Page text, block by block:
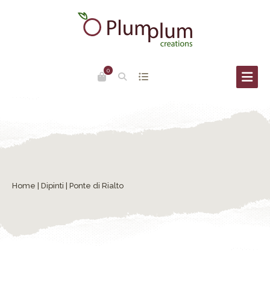
0
Home Dipinti | Ponte di Rialto